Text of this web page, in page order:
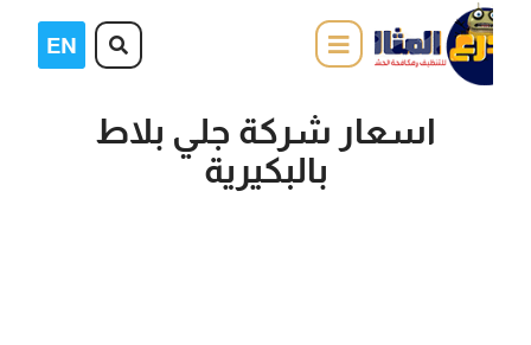
اسعار شركة جلي بلاط
بالبكيرية